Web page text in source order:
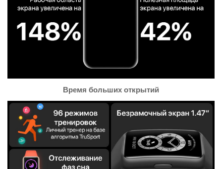
Время больших открытий